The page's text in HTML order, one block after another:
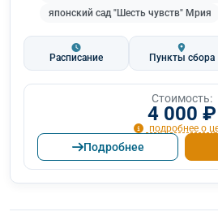
японский сад "Шесть чувств" Мрия
Расписание Пункты сбора
Стоимость:
4 000 ₽
подробнее о
Подробнее